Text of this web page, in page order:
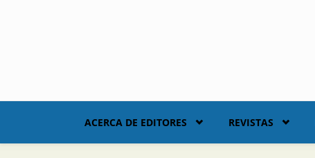
ACERCA DE EDITORES REVISTAS